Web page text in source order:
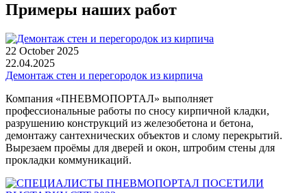
Примеры наших работ
22 October 2025
22.04.2025
Демонтаж стен и перегородок из кирпича
Компания «ПНЕВМОПОРТАЛ» выполняет
профессиональные работы по сносу кирпичной кладки,
разрушению конструкций из железобетона и бетона,
демонтажу сантехнических объектов и слому перекрытий.
Вырезаем проёмы для дверей и окон, штробим стены для
прокладки коммуникаций.